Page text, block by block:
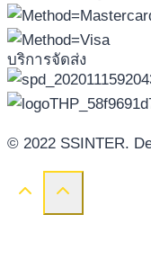
บริการจัดส่ง
© 2022 SSINTER.